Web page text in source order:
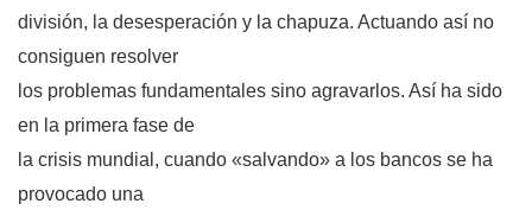
división, la desesperación y la chapuza. Actuando así no
consiguen resolver
los problemas fundamentales sino agravarlos. Así ha sido
en la primera fase de
la crisis mundial, cuando «salvando» a los bancos se ha
provocado una